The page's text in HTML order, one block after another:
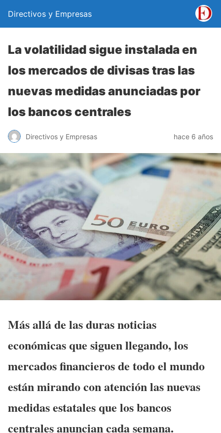
Directivos y Empresas
La volatilidad sigue instalada en
los mercados de divisas tras las
nuevas medidas anunciadas por
los bancos centrales
Directivos y Empresas hace 6 años
Más allá de las duras noticias
económicas que siguen llegando, los
mercados financieros de todo el mundo
están mirando con atención las nuevas
medidas estatales que los bancos
centrales anuncian cada semana.